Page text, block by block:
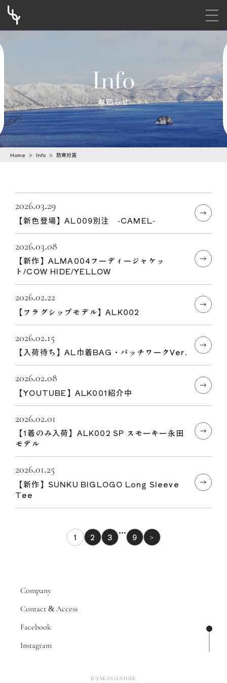
k
o
c
o
メ
Info
お知らせ
Home > Info > 防寒対策
2026.03.29
【新色登場】AL009別注 -CAMEL-
2026.03.08
【新作】ALMA004フーディージャケッ
ト/COW HIDE/YELLOW
2026.02.22
【フラグシップモデル】ALK002
2026.02.15
【入荷待ち】AL巾着BAG・パッチワークVer.
2026.02.08
【YOUTUBE】ALK001紹介中
2026.02.01
【1着のみ入荷】ALK002 SP スモーキー永田
モデル
2026.01.25
【新作】SUNKU BIGLOGO Long Sleeve
Tee
1 2 3 … 9 >
ペー
Company
Contact & Access
Facebook
Instagram
(C) AKAN LEATHER